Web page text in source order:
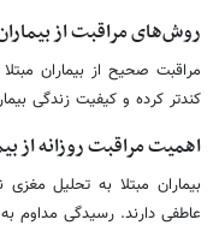
روش‌های مراقبت از
مراقبت صحیح از بیماران
کندتر کرده و کیفیت زندگی
اهمیت مراقبت روزانه از
بیماران مبتلا به تحلیل
عاطفی دارند. رسیدگی مداوم